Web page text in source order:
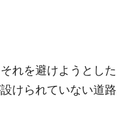
れを避けようとした
けられていない道路